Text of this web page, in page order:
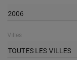
2006
Villes
TOUTES LES VILLES